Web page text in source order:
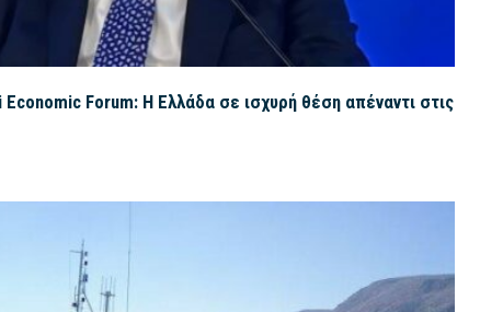
Forum: Η Ελλάδα σε ισχυρή θέση απέναντι στις